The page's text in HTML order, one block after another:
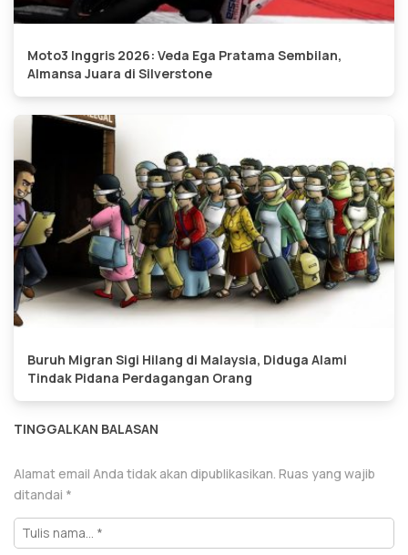
Moto3 Inggris 2026: Veda Ega Pratama Sembilan,
Almansa Juara di Silverstone
Buruh Migran Sigi Hilang di Malaysia, Diduga Alami
Tindak Pidana Perdagangan Orang
TINGGALKAN BALASAN
Alamat email Anda tidak akan dipublikasikan. Ruas yang wajib
ditandai *